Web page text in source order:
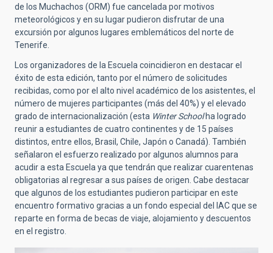
de los Muchachos (ORM) fue cancelada por motivos
meteorológicos y en su lugar pudieron disfrutar de una
excursión por algunos lugares emblemáticos del norte de
Tenerife.
Los organizadores de la Escuela coincidieron en destacar el
éxito de esta edición, tanto por el número de solicitudes
recibidas, como por el alto nivel académico de los asistentes, el
número de mujeres participantes (más del 40%) y el elevado
grado de internacionalización (esta Winter Schoolha logrado
reunir a estudiantes de cuatro continentes y de 15 países
distintos, entre ellos, Brasil, Chile, Japón o Canadá). También
señalaron el esfuerzo realizado por algunos alumnos para
acudir a esta Escuela ya que tendrán que realizar cuarentenas
obligatorias al regresar a sus países de origen. Cabe destacar
que algunos de los estudiantes pudieron participar en este
encuentro formativo gracias a un fondo especial del IAC que se
reparte en forma de becas de viaje, alojamiento y descuentos
en el registro.